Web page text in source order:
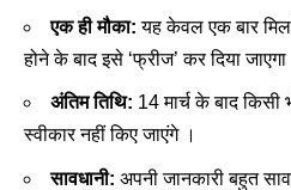
एक ही मौका: यह केवल एक बार
होने के बाद इसे ‘फ्रीज’ कर दिया जाएगा
अंतिम तिथि: 14 मार्च के बाद
स्वीकार नहीं किए जाएंगे ।
सावधानी: अपनी जानकारी बहुत